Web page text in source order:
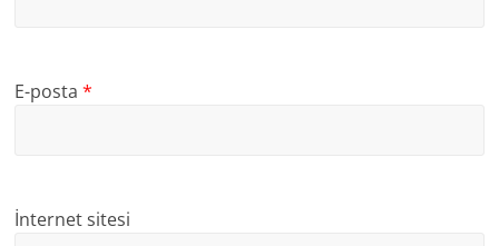
E-posta*
İnternet sitesi